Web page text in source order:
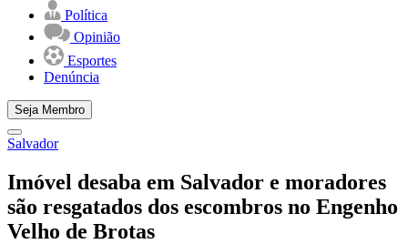
Política
Opinião
Esportes
Denúncia
Seja Membro
Salvador
Imóvel desaba em Salvador e moradores
são resgatados dos escombros no Engenho
Velho de Brotas